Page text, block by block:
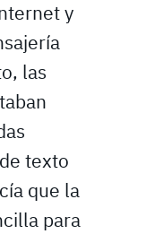
y
las
texto
que la
para